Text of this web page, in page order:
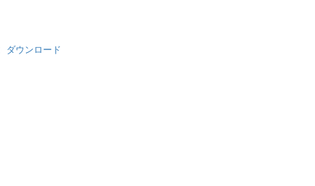
ダウンロード